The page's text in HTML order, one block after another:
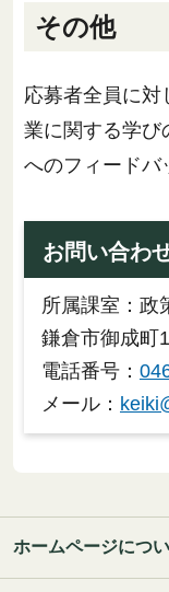
その他
応募者全員に対
業に関する学び
へのフィードバ
お問い合わ
所属課室：政
鎌倉市御成町
電話番号：
メール：
ホームページにつ